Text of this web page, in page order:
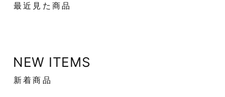
最近見た商品
NEW ITEMS
新着商品